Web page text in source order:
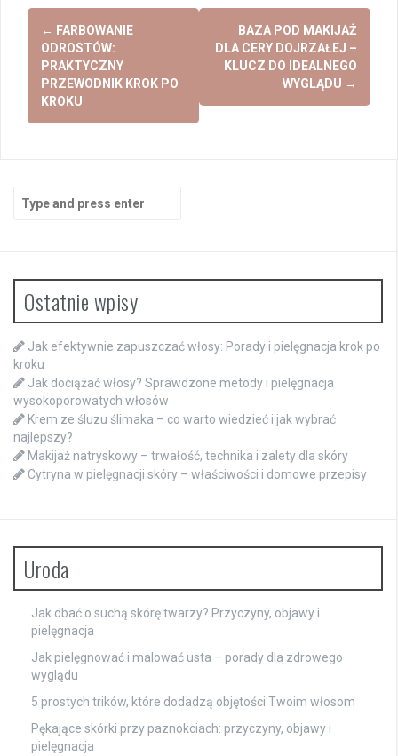
Post
navigation
← FARBOWANIE
ODROSTÓW:
PRAKTYCZNY
PRZEWODNIK KROK PO
KROKU
BAZA POD MAKIJAŻ
DLA CERY DOJRZAŁEJ –
KLUCZ DO IDEALNEGO
WYGLĄDU →
for:
Ostatnie wpisy
Jak efektywnie zapuszczać włosy: Porady i pielęgnacja krok po
kroku
Jak dociążać włosy? Sprawdzone metody i pielęgnacja
wysokoporowatych włosów
Krem ze śluzu ślimaka – co warto wiedzieć i jak wybrać
najlepszy?
Makijaż natryskowy – trwałość, technika i zalety dla skóry
Cytryna w pielęgnacji skóry – właściwości i domowe przepisy
Uroda
Jak dbać o suchą skórę twarzy? Przyczyny, objawy i
pielęgnacja
Jak pielęgnować i malować usta – porady dla zdrowego
wyglądu
5 prostych trików, które dodadzą objętości Twoim włosom
Pękające skórki przy paznokciach: przyczyny, objawy i
pielęgnacja